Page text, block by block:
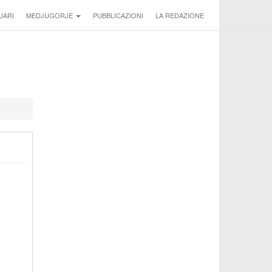
MEDJUGORJE PUBBLICAZIONI LA REDAZIONE